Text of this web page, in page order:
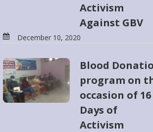
Activism
Against GBV
December 10, 2020
Blood
program on
occasion of 16
Days of
Activism